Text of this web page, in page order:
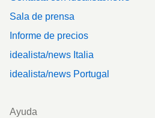
Sala de prensa
Informe de precios
idealista/news Italia
idealista/news Portugal
Ayuda